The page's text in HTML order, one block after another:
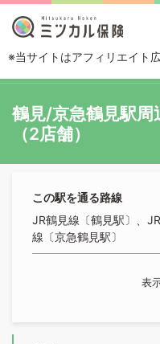
※当サイトはアフィリエイト
鶴
鶴見/京急鶴見駅
（2店舗）
この駅を通る路線
JR鶴見線〔鶴見駅〕、
線〔京急鶴見駅〕
表